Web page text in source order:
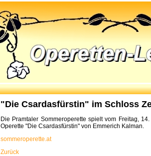
"Die Csardasfürstin" im Schloss
Die Pramtaler Sommeroperette spielt vom Freitag,
Operette "Die Csardasfürstin" von Emmerich Kalman.
sommeroperette.at
Zurück